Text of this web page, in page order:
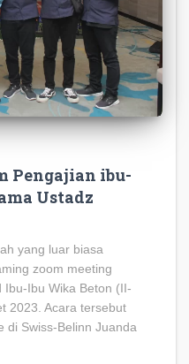
Pengajian ibu-
Ustadz
yang luar biasa
zoom meeting
Ibu Wika Beton (II-
2023. Acara tersebut
di Swiss-Belinn Juanda